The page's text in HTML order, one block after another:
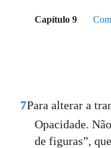
Capítulo 9
7Para alterar a
Opacidade.
de figuras”,